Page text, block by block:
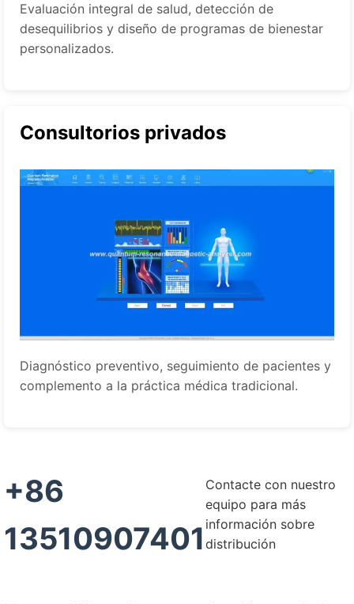
Evaluación integral de salud, detección de
desequilibrios y diseño de programas de bienestar
personalizados.
Consultorios privados
Diagnóstico preventivo, seguimiento de pacientes y
complemento a la práctica médica tradicional.
+86
13510907401
Contacte con nuestro
equipo para más
información sobre
distribución